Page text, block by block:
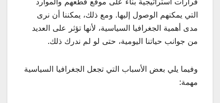
التي يمكنهم الوصول إليها. ومع ذلك، يمكننا أن نرى
مدى أهمية الجغرافيا السياسية، لأنها تؤثر على العديد
من جوانب حياتنا اليومية، حتى لو لم ندرك ذلك.
وفيما يلي بعض الأسباب التي تجعل الجغرافيا السياسية
مهمة: